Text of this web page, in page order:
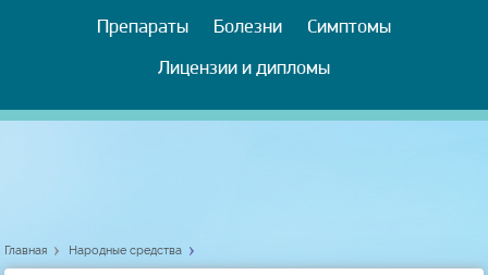
Препараты
Болезни
Симптомы
Лицензии и дипломы
Главная Народные средства